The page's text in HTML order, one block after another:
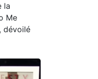
la
Me
dévoilé